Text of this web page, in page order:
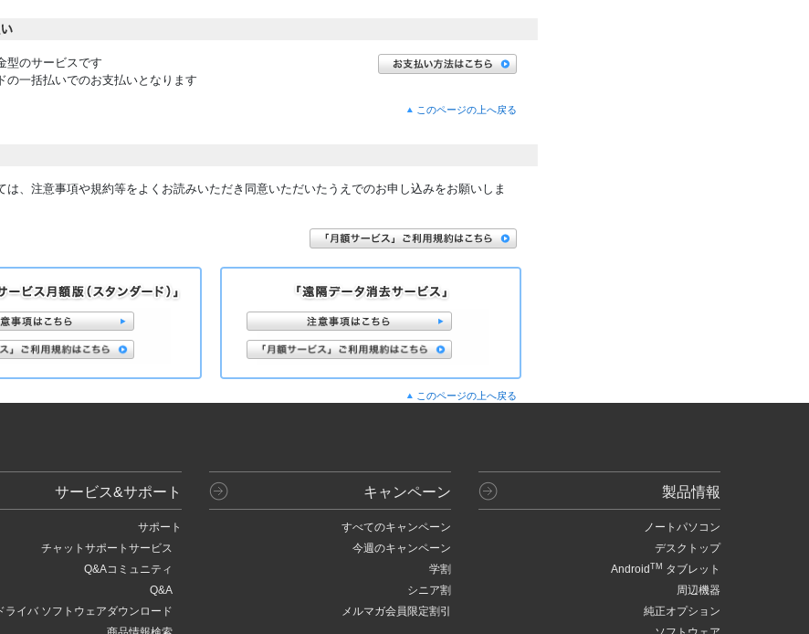
のサービスです。
一括払いでのお支払いとなります。
このページの上へ戻る
は、注意事項や規約等をよくお読みいただき同意いただいたうえでのお申し込みをお願いしま
このページの上へ戻る
製品情報
ノートパソコン
デスクトップ
Android TM タブレット
周辺機器
純正オプション
キャンペーン
すべてのキャンペーン
今週のキャンペーン
学割
シニア割
メルマガ会員限定割引
サービス&サポート
サポート
チャットサポートサービス
Q&Aコミュニティ
Q&A
ライバ ソフトウェアダウンロード